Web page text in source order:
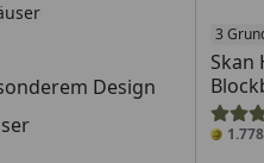
Design
3
Skan
1.778